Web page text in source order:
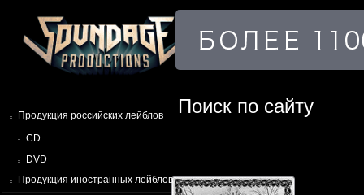
Продукция российских лейблов
CD
DVD
Продукция иностранных лейблов
Поиск по сайту